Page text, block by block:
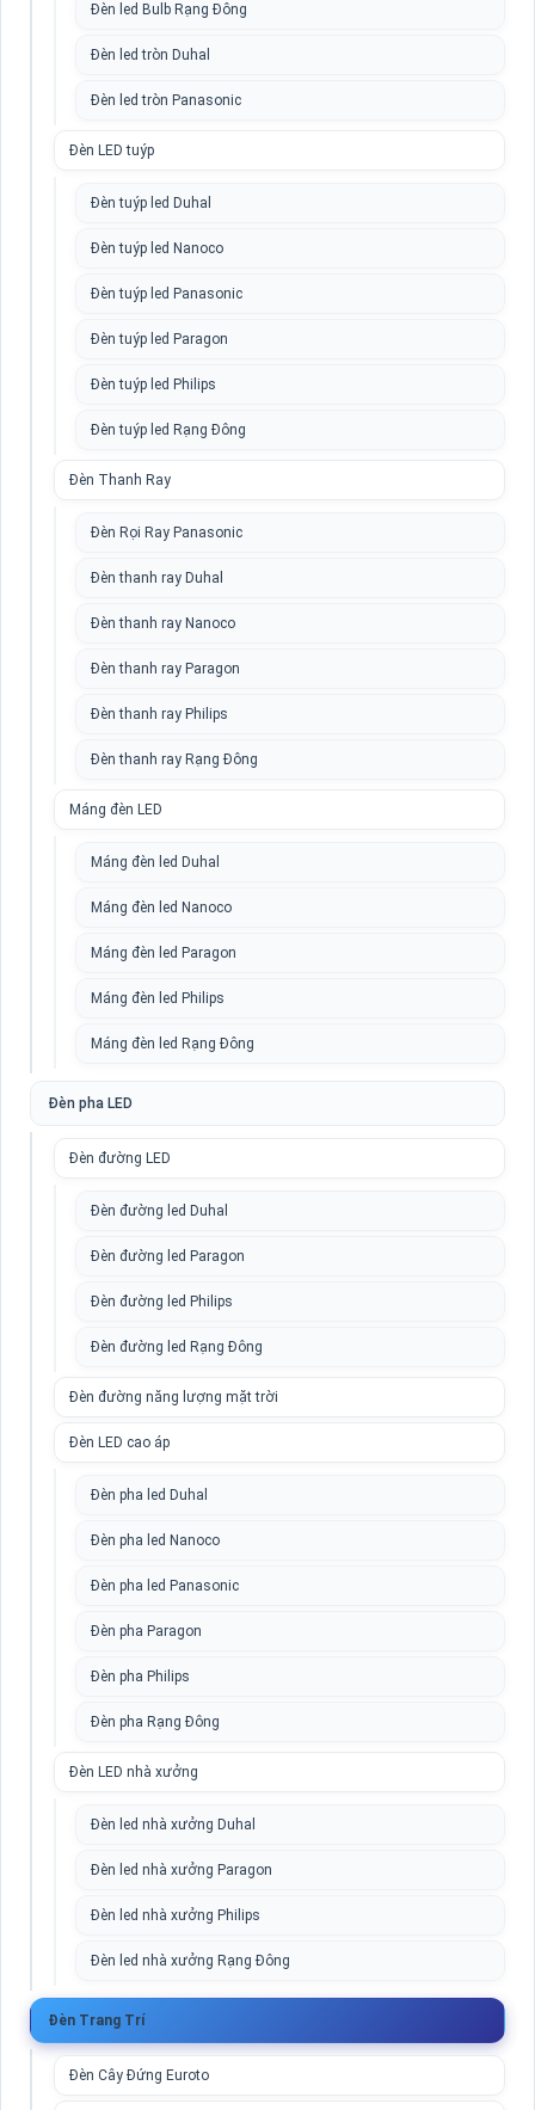
Đèn led Bulb Rạng Đông
Đèn led tròn Duhal
Đèn led tròn Panasonic
Đèn LED tuýp
Đèn tuýp led Duhal
Đèn tuýp led Nanoco
Đèn tuýp led Panasonic
Đèn tuýp led Paragon
Đèn tuýp led Philips
Đèn tuýp led Rạng Đông
Đèn Thanh Ray
Đèn Rọi Ray Panasonic
Đèn thanh ray Duhal
Đèn thanh ray Nanoco
Đèn thanh ray Paragon
Đèn thanh ray Philips
Đèn thanh ray Rạng Đông
Máng đèn LED
Máng đèn led Duhal
Máng đèn led Nanoco
Máng đèn led Paragon
Máng đèn led Philips
Máng đèn led Rạng Đông
Đèn pha LED
Đèn đường LED
Đèn đường led Duhal
Đèn đường led Paragon
Đèn đường led Philips
Đèn đường led Rạng Đông
Đèn đường năng lượng mặt trời
Đèn LED cao áp
Đèn pha led Duhal
Đèn pha led Nanoco
Đèn pha led Panasonic
Đèn pha Paragon
Đèn pha Philips
Đèn pha Rạng Đông
Đèn LED nhà xưởng
Đèn led nhà xưởng Duhal
Đèn led nhà xưởng Paragon
Đèn led nhà xưởng Philips
Đèn led nhà xưởng Rạng Đông
Đèn Trang Trí
Đèn Cây Đứng Euroto